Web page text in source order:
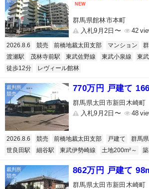
群馬県館林市本町
入札9月2日〜
42
2026.8.6 競売 前橋地裁太田支部 マンション
渡瀬駅
茂林寺前駅 東武佐野線 東武小泉線 東
徒歩12分
レヴィール館林
770万円 戸建て
群馬県太田市新田木崎町
入札9月2日〜
48
2026.8.6 競売 前橋地裁太田支部 戸建て 群馬県
世良田駅
細谷駅 東武伊勢崎線 土地200m²～
862万円 戸建て
群馬県太田市新田木崎町